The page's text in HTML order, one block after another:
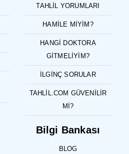
TAHLIL YORUMLARI
HAMILE MIYIM?
HANGI DOKTORA
GITMELIYIM?
İLGINÇ SORULAR
TAHLIL.COM GÜVENILIR
MI?
Bilgi Bankası
BLOG